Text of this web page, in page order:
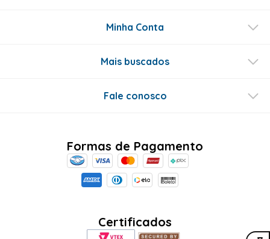
Minha Conta
Mais buscados
Fale conosco
Formas de Pagamento
Certificados